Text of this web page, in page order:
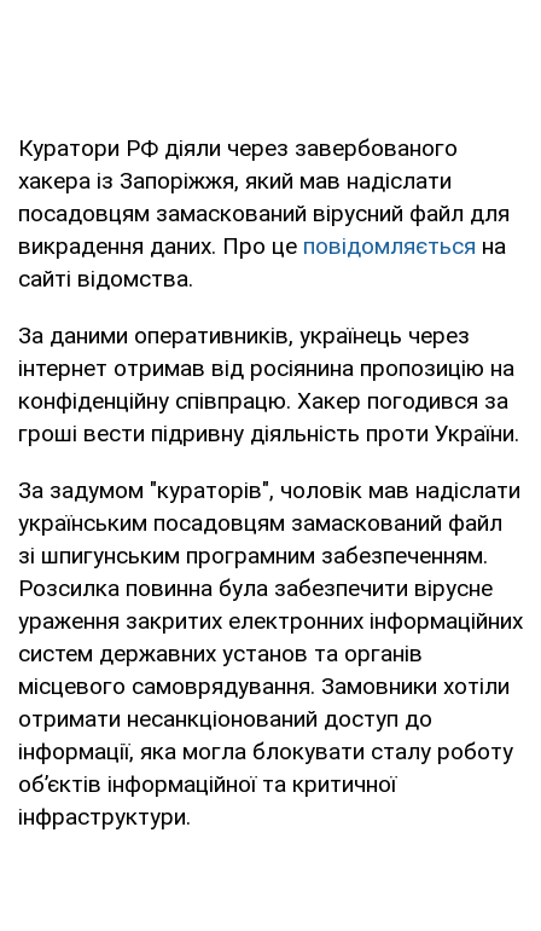
Куратори РФ діяли через завербованого
хакера із Запоріжжя, який мав надіслати
посадовцям замаскований вірусний файл для
викрадення даних. Про це повідомляється на
сайті відомства.
За даними оперативників, українець через
інтернет отримав від росіянина пропозицію на
конфіденційну співпрацю. Хакер погодився за
гроші вести підривну діяльність проти України.
За задумом "кураторів", чоловік мав надіслати
українським посадовцям замаскований файл
зі шпигунським програмним забезпеченням.
Розсилка повинна була забезпечити вірусне
ураження закритих електронних інформаційних
систем державних установ та органів
місцевого самоврядування. Замовники хотіли
отримати несанкціонований доступ до
інформації, яка могла блокувати сталу роботу
об’єктів інформаційної та критичної
інфраструктури.